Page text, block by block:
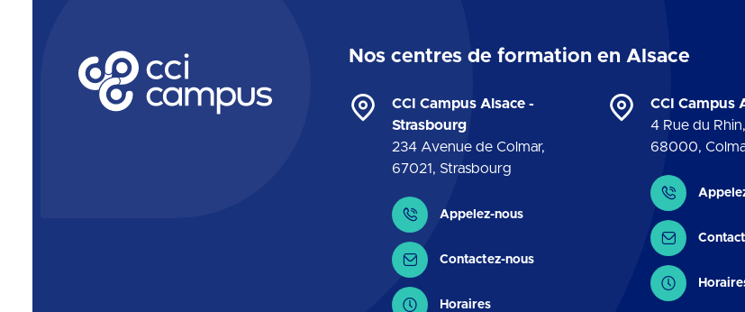
CCI Campus La formation qui vous ressemble Nos centres de formation en Alsace
CCI Campus Alsace -
Strasbourg
234 Avenue de Colmar,
67021, Strasbourg
Contact
Appelez-nous
Contactez-nous
Horaires
CCI Campus
4 Rue du Rhin,
68000,
Contact